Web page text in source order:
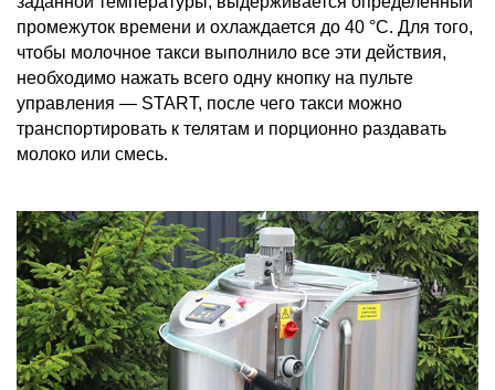
промежуток времени и охлаждается до 40 °С. Для того,
чтобы молочное такси выполнило все эти действия,
необходимо нажать всего одну кнопку на пульте
управления — START, после чего такси можно
транспортировать к телятам и порционно раздавать
молоко или смесь.